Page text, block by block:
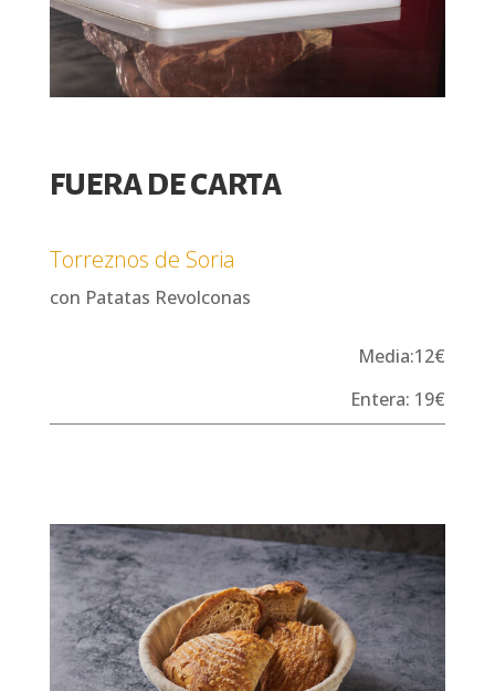
FUERA DE CARTA
Torreznos de Soria
con Patatas Revolconas
Media:12€
Entera: 19€